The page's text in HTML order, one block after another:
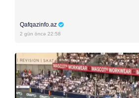
Qafqazinfo.az
2 gün öncə 22:58